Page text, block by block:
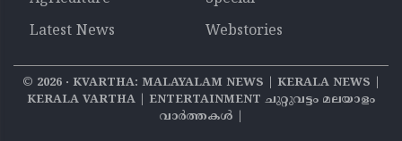
Latest News
Webstories
© 2026‧ KVARTHA: MALAYALAM NEWS | KERALA NEWS |
KERALA VARTHA | ENTERTAINMENT ചുറ്റുവട്ടം മലയാളം
വാര്‍ത്തകൾ |